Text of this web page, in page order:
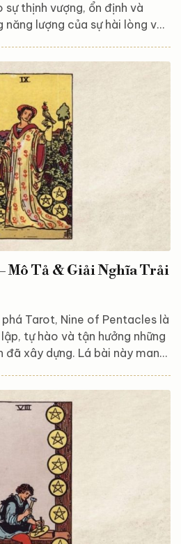
thịnh vượng, ổn định và
năng lượng của sự hài lòng và
cả về tài chính lẫn tinh thần,
thành quả của nỗ lực và
trị truyền thống. Hãy cùng
giải mã ý nghĩa của lá bài này,
năng lượng bền vững...
Mô Tả & Giải Nghĩa Trải
Tarot, Nine of Pentacles là
tự hào và tận hưởng những
đã xây dựng. Lá bài này mang
và giải mã ý nghĩa của lá
thông điệp về sự giàu có, tự do
of Pentacles mang lại nhé!
of Pentacles...